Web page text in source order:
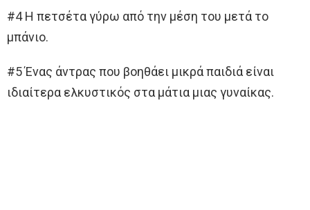
#4 Η πετσέτα γύρω από την μέση του μετά το
μπάνιο.
#5 Ένας άντρας που βοηθάει μικρά παιδιά είναι
ιδιαίτερα ελκυστικός στα μάτια μιας γυναίκας.